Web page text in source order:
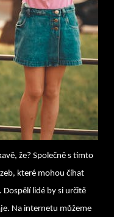
že? Společně s tímto
které mohou číhat
lidé by si určitě
Na internetu můžeme